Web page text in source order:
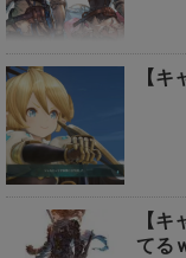
【
【
てる